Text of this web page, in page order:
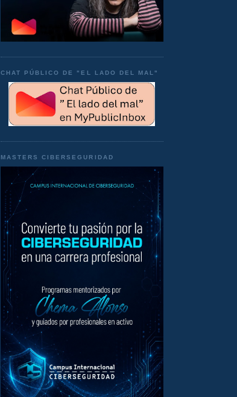
CHAT PÚBLICO DE "EL LADO DEL MAL"
MASTERS CIBERSEGURIDAD